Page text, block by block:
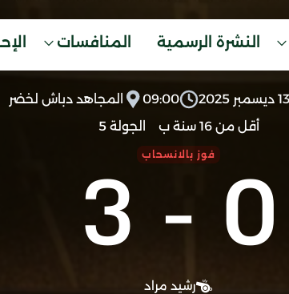
النشرة الرسمية المنافسات
09:00
المجاهد دباش لخضر
أقل من 16 سنة ب
الجولة 5
0
-
3 فوز بالانسحاب
رشيد مراد